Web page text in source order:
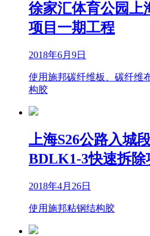
徐家汇体育公园上
项目一期工程
2018年6月9日
使用施邦碳纤维板、碳纤维
构胶
上海S26公路入城
BDLK1-3快速拆除
2018年4月26日
使用施邦粘钢结构胶